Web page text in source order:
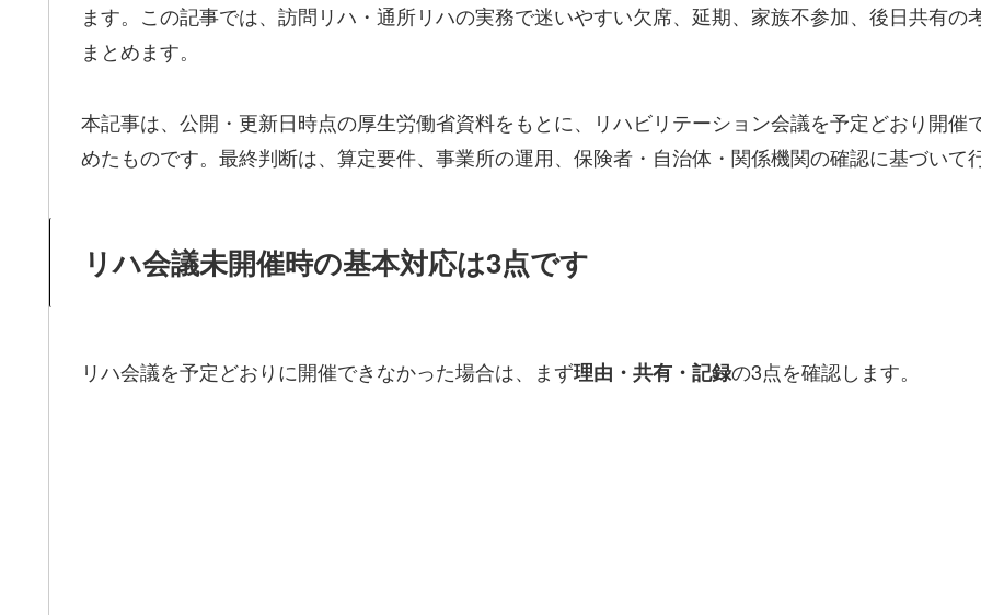
ます。この記事では、訪問リハ・通所リハの実務で迷いやすい欠席、延期、家族不参加、後日共有
まとめます。
本記事は、公開・更新日時点の厚生労働省資料をもとに、リハビリテーション会議を予定どおり開
めたものです。最終判断は、算定要件、事業所の運用、保険者・自治体・関係機関の確認に基づいて
リハ会議未開催時の基本対応は3点です
リハ会議を予定どおりに開催できなかった場合は、まず理由・共有・記録の3点を確認します。